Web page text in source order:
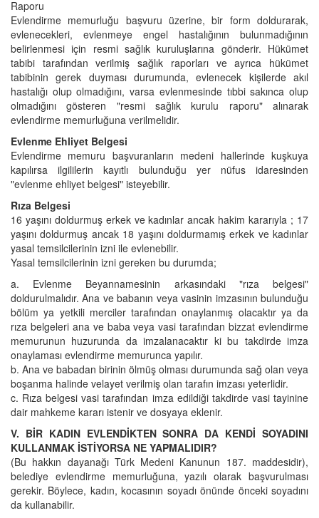
Raporu
Evlendirme memurluğu başvuru üzerine, bir form doldurarak,
evlenecekleri, evlenmeye engel hastalığının bulunmadığının
belirlenmesi için resmi sağlık kuruluşlarına gönderir. Hükümet
tabibi tarafından verilmiş sağlık raporları ve ayrıca hükümet
tabibinin gerek duyması durumunda, evlenecek kişilerde akıl
hastalığı olup olmadığını, varsa evlenmesinde tıbbi sakınca olup
olmadığını gösteren "resmi sağlık kurulu raporu" alınarak
evlendirme memurluğuna verilmelidir.
Evlenme Ehliyet Belgesi
Evlendirme memuru başvuranların medeni hallerinde kuşkuya
kapılırsa ilgililerin kayıtlı bulunduğu yer nüfus idaresinden
"evlenme ehliyet belgesi" isteyebilir.
Rıza Belgesi
16 yaşını doldurmuş erkek ve kadınlar ancak hakim kararıyla ; 17
yaşını doldurmuş ancak 18 yaşını doldurmamış erkek ve kadınlar
yasal temsilcilerinin izni ile evlenebilir.
Yasal temsilcilerinin izni gereken bu durumda;
a. Evlenme Beyannamesinin arkasındaki "rıza belgesi"
doldurulmalıdır. Ana ve babanın veya vasinin imzasının bulunduğu
bölüm ya yetkili merciler tarafından onaylanmış olacaktır ya da
rıza belgeleri ana ve baba veya vasi tarafından bizzat evlendirme
memurunun huzurunda da imzalanacaktır ki bu takdirde imza
onaylaması evlendirme memurunca yapılır.
b. Ana ve babadan birinin ölmüş olması durumunda sağ olan veya
boşanma halinde velayet verilmiş olan tarafın imzası yeterlidir.
c. Rıza belgesi vasi tarafından imza edildiği takdirde vasi tayinine
dair mahkeme kararı istenir ve dosyaya eklenir.
V. BİR KADIN EVLENDİKTEN SONRA DA KENDİ SOYADINI
KULLANMAK İSTİYORSA NE YAPMALIDIR?
(Bu hakkın dayanağı Türk Medeni Kanunun 187. maddesidir),
belediye evlendirme memurluğuna, yazılı olarak başvurulması
gerekir. Böylece, kadın, kocasının soyadı önünde önceki soyadını
da kullanabilir.